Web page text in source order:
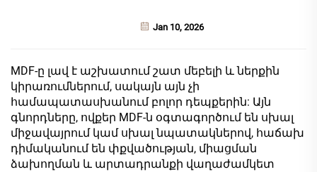
Jan 10, 2026
MDF-ը լավ է աշխատում շատ մեբելի և ներքին
կիրառումներում, սակայն այն չի
համապատասխանում բոլոր դեպքերին: Այն
գնորդները, ովքեր MDF-ն օգտագործում են սխալ
միջավայրում կամ սխալ նպատակներով, հաճախ
դիմականում են փքվածության, միացման
ձախողման և արտադրանքի վաղաժամկետ